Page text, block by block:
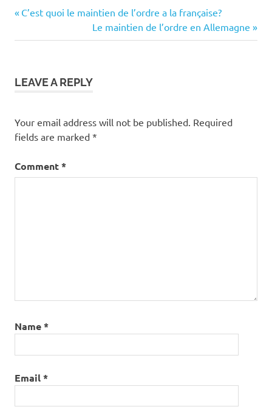
islande
citoyens
islande
crise
dette
Post
navigation
Previous
C’est quoi le maintien de l’ordre a la française?
Next
Post:
Le maintien de l’ordre en Allemagne
LEAVE A REPLY
Your email address will not be published. Required
fields are marked *
Comment*
Name*
Email*